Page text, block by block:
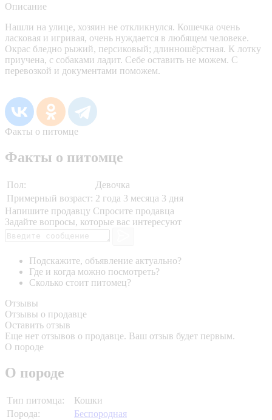
Описание
Нашли на улице, хозяин не откликнулся. Кошечка очень
ласковая и игривая, очень нуждается в любящем человеке.
Окрас бледно рыжий, персиковый; длинношёрстная. К лотку
приучена, с собаками ладит. Себе оставить не можем. С
перевозкой и документами поможем.
Факты о питомце
Факты о питомце
Пол:
Девочка
Примерный возраст: 2 года 3 месяца 3 дня
Напишите продавцу Спросите продавца
Задайте вопросы, которые вас интересуют
Подскажите, объявление актуально?
Где и когда можно посмотреть?
Сколько стоит питомец?
Отзывы
Отзывы о продавце
Оставить отзыв
Еще нет отзывов о продавце. Ваш отзыв будет первым.
О породе
О породе
Тип питомца:
Кошки
Порода:
Беспородная